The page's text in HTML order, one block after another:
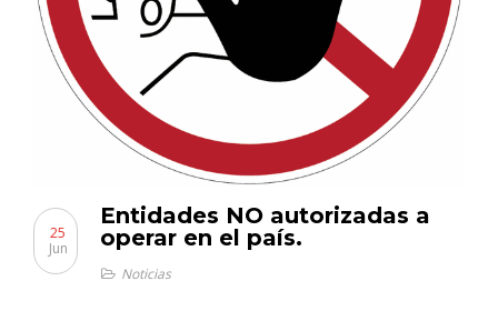
Entidades NO autorizadas a
operar en el país.
25
Jun
Noticias